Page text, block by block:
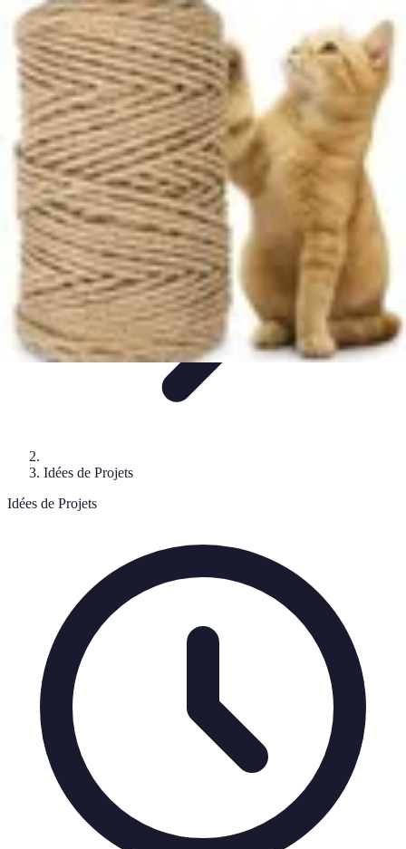
Projets Nouvelle Vie
Planification et StratégieInspiration Évaluation de ProjetÉcologie et
DurabilitéTendances
Projets Nouvelle Vie
Idées de Projets
Idées de Projets